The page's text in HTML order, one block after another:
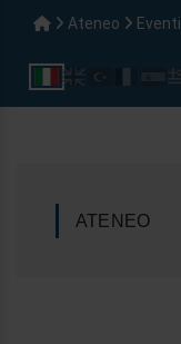
Ateneo Eventi
ATENEO